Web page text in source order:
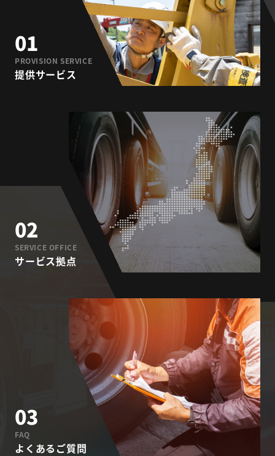
01
PROVISION SERVICE
提供サービス
02
SERVICE OFFICE
サービス拠点
03
FAQ
よくあるご質問